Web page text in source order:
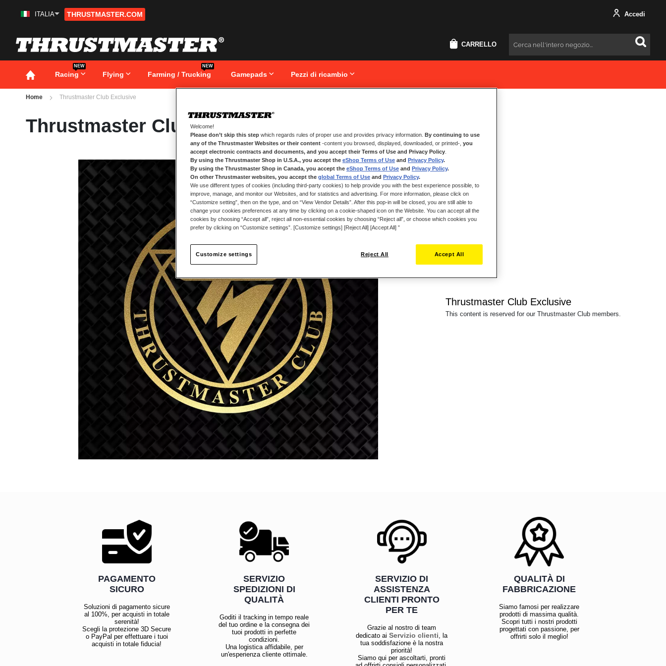
Salta
ITALIA THRUSTMASTER.COM Accedi
CARRELLO Cercare
Racing
NEW
Flying Farming / Trucking
NEW
Gamepads Pezzi di ricambio
Home Thrustmaster Club Exclusive
Thrustmaster Club Exclusive
Thrustmaster Club Exclusive
This content is reserved for our Thrustmaster Club members.
PAGAMENTO
SICURO
Soluzioni di pagamento sicure
al 100%, per acquisti in totale
serenità!
Scegli la protezione 3D Secure
o PayPal per effettuare i tuoi
acquisti in totale fiducia!
SERVIZIO
SPEDIZIONI DI
QUALITÀ
Goditi il tracking in tempo reale
del tuo ordine e la consegna dei
tuoi prodotti in perfette
condizioni.
Una logistica affidabile, per
un'esperienza cliente ottimale.
SERVIZIO DI
ASSISTENZA
CLIENTI PRONTO
PER TE
Grazie al nostro di team
dedicato aiServizio clienti , la
tua soddisfazione è la nostra
priorità!
Siamo qui per ascoltarti, pronti
QUALITÀ DI
FABBRICAZIONE
Siamo famosi per realizzare
prodotti di massima qualità.
Scopri tutti i nostri prodotti
progettati con passione, per
offrirti solo il meglio!
Welcome!
Please don’t skip this step which regards rules of proper use and provides privacy information. By continuing to use
any of the Thrustmaster Websites or their content -content you browsed, displayed, downloaded, or printed-, you
accept electronic contracts and documents, and you accept their Terms of Use and Privacy Policy
By using the Thrustmaster Shop in U.S.A., you accept the eShop Terms of Use and Privacy Policy.
By using the Thrustmaster Shop in Canada, you accept the eShop Terms of Use and Privacy Policy.
On other Thrustmaster websites, you accept the global Terms of Use and Privacy Policy.
We use different types of cookies (including third-party cookies) to help provide you with the best experience possible, to
improve, manage, and monitor our Websites, and for statistics and advertising. For more information, please click on
“Customize setting”, then on the type, and on “View Vendor Details”. After this pop-in will be closed, you are still able to
change your cookies preferences at any time by clicking on a cookie-shaped icon on the Website. You can accept all the
cookies by choosing “Accept all”, reject all non-essential cookies by choosing “Reject all”, or choose which cookies you
prefer by clicking on “Customize settings”. [Customize settings] [Reject All] [Accept All] ”
Reject All Accept All
Customize settings